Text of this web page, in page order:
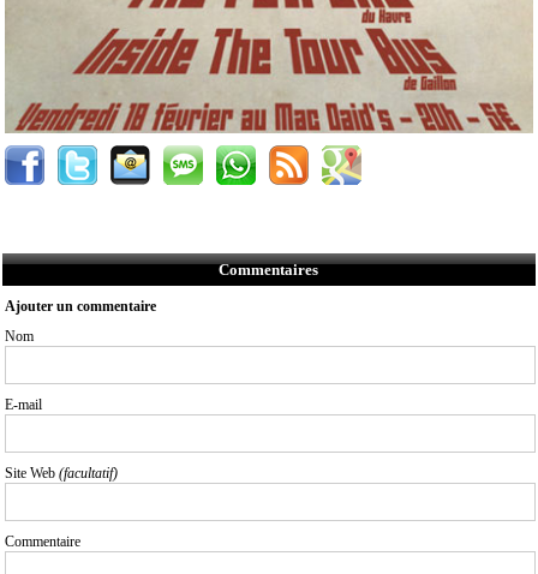
Commentaires
Ajouter un commentaire
Nom
E-mail
Site Web (facultatif)
Commentaire